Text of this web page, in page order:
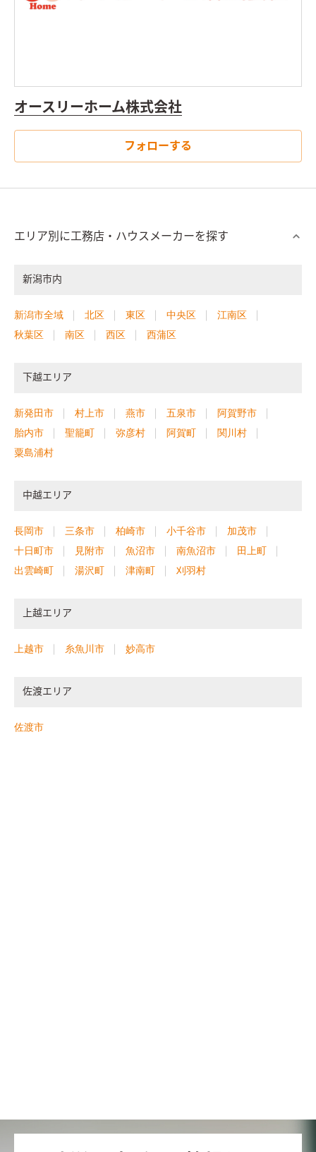
オースリーホーム株式会社
フォローする
エリア別に工務店・ハウスメーカーを探す
新潟市内
新潟市全域 北区 東区 中央区
江南区
秋葉区
南区 西区 西蒲区
下越エリア
新発田市 村上市 燕市 五泉市
阿賀野市
胎内市
聖籠町 弥彦村 阿賀町
関川村
粟島浦村
中越エリア
長岡市 三条市 柏崎市 小千谷市
加茂市
十日町市
見附市 魚沼市 南魚沼市
田上町
出雲崎町
湯沢町 津南町 刈羽村
上越エリア
上越市 糸魚川市 妙高市
佐渡エリア
佐渡市